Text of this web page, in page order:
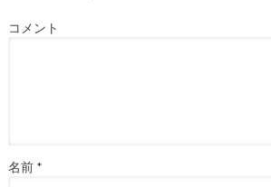
コメント
名前 *